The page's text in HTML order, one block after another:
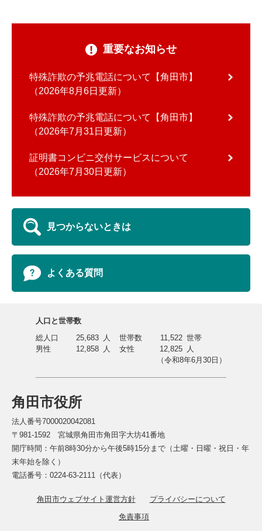
重要なお知らせ
特殊詐欺の予兆電話について【角田市】
2026年8月6日更新
特殊詐欺の予兆電話について【角田市】
2026年7月31日更新
証明書コンビニ交付サービスについて
2026年7月30日更新
見つからないときは
よくある質問
角田市役所
法人番号7000020042081
〒981-1592 宮城県角田市角田字大坊41番地
開庁時間：午前8時30分から午後5時15分まで（土曜・日曜・祝日・年
末年始を除く）
電話番号：0224-63-2111（代表）
角田市ウェブサイト運営方針
プライバシーについて
免責事項
人口と世帯数
総人口
25,683 人 世帯数 11,522 世帯
男性
12,858 人 女性 12,825
人
（令和8年6月30日）